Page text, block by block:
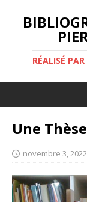
RÉALISÉ
Une
novembre 3, 2022